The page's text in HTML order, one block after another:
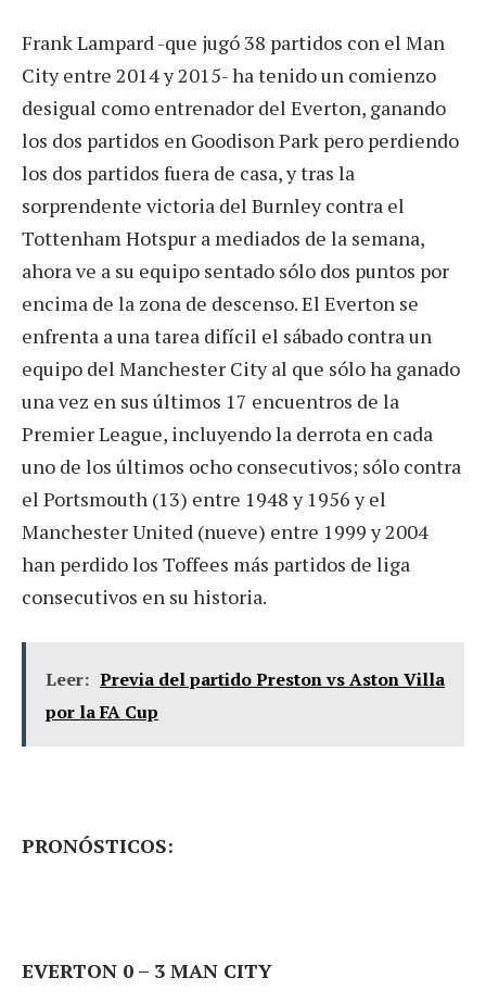
Frank Lampard -que jugó 38 partidos con el Man
City entre 2014 y 2015- ha tenido un comienzo
desigual como entrenador del Everton, ganando
los dos partidos en Goodison Park pero perdiendo
los dos partidos fuera de casa, y tras la
sorprendente victoria del Burnley contra el
Tottenham Hotspur a mediados de la semana,
ahora ve a su equipo sentado sólo dos puntos por
encima de la zona de descenso. El Everton se
enfrenta a una tarea difícil el sábado contra un
equipo del Manchester City al que sólo ha ganado
una vez en sus últimos 17 encuentros de la
Premier League, incluyendo la derrota en cada
uno de los últimos ocho consecutivos; sólo contra
el Portsmouth (13) entre 1948 y 1956 y el
Manchester United (nueve) entre 1999 y 2004
han perdido los Toffees más partidos de liga
consecutivos en su historia.
Leer: Previa del partido Preston vs Aston Villa
por la FA Cup
PRONÓSTICOS:
EVERTON 0 – 3 MAN CITY